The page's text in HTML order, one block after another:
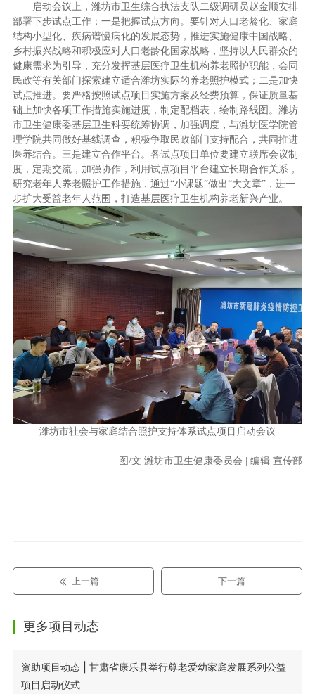
启动会议上，潍坊市卫生综合执法支队二级调研员赵金顺安排
部署下步试点工作：一是把握试点方向。要针对人口老龄化、家庭
结构小型化、疾病谱慢病化的发展态势，推进实施健康中国战略、
乡村振兴战略和积极应对人口老龄化国家战略，坚持以人民群众的
健康需求为引导，充分发挥基层医疗卫生机构养老照护职能，会同
民政等有关部门探索建立适合潍坊实际的养老照护模式；二是加快
试点推进。要严格按照试点项目实施方案及经费预算，保证质量基
础上加快各项工作措施实施进度，制定配档表，绘制路线图。潍坊
市卫生健康委基层卫生科要统筹协调，加强调度，与潍坊医学院管
理学院共同做好基线调查，积极争取民政部门支持配合，共同推进
医养结合。三是建立合作平台。各试点项目单位要建立联席会议制
度，定期交流，加强协作，利用试点项目平台建立长期合作关系，
研究老年人养老照护工作措施，通过“小课题”做出“大文章”，进一
步扩大受益老年人范围，打造基层医疗卫生机构养老新兴产业。
潍坊市社会与家庭结合照护支持体系试点项目启动会议
图/文 潍坊市卫生健康委员会 | 编辑 宣传部
上一篇 下一篇
更多项目动态
资助项目动态 | 甘肃省康乐县举行尊老爱幼家庭发展系列公益
项目启动仪式